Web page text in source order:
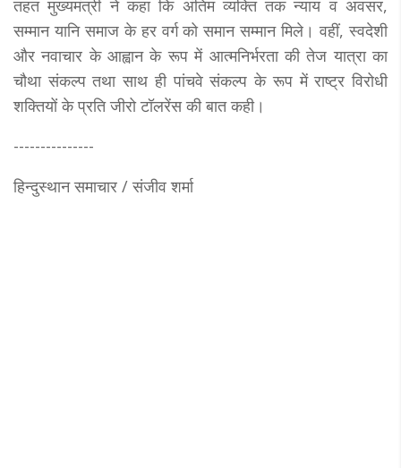
तहत मुख्यमंत्री ने कहा कि अंतिम व्यक्ति तक न्याय व अवसर,
सम्मान यानि समाज के हर वर्ग को समान सम्मान मिले। वहीं, स्वदेशी
और नवाचार के आह्वान के रूप में आत्मनिर्भरता की तेज यात्रा का
चौथा संकल्प तथा साथ ही पांचवे संकल्प के रूप में राष्ट्र विरोधी
शक्तियों के प्रति जीरो टॉलरेंस की बात कही।
---------------
हिन्दुस्थान समाचार / संजीव शर्मा